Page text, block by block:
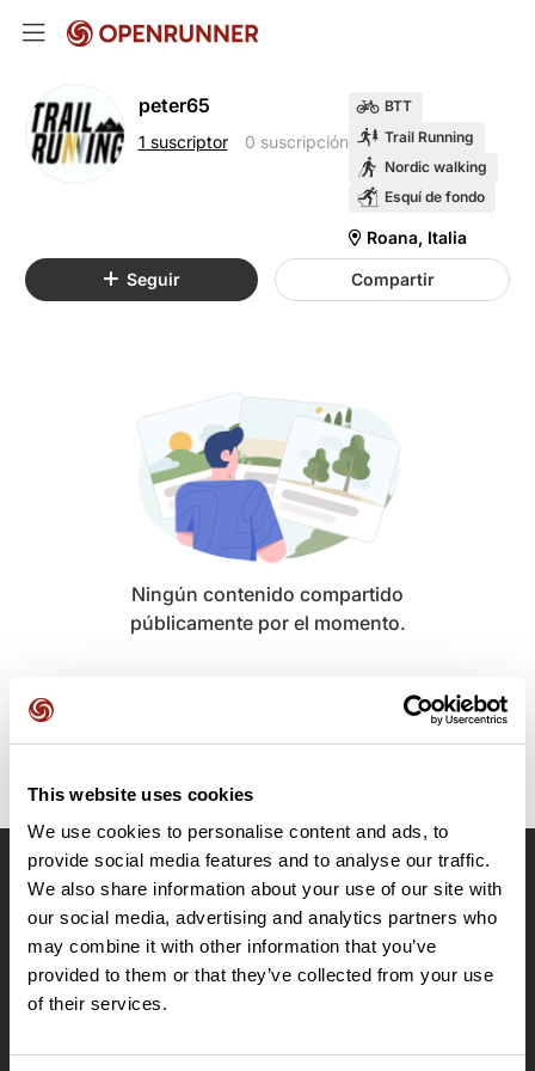
This website uses cookies
We use cookies to personalise content and ads, to
provide social media features and to analyse our traffic.
We also share information about your use of our site with
our social media, advertising and analytics partners who
may combine it with other information that you’ve
provided to them or that they’ve collected from your use
of their services.
peter65
1 suscriptor 0 suscripción
BTT
Trail Running
Nordic walking
Esquí de fondo
Roana, Italia
Seguir Compartir
Ningún contenido compartido
públicamente por el momento.
OpenRunner
Empleo
A proposito
Le Mag'